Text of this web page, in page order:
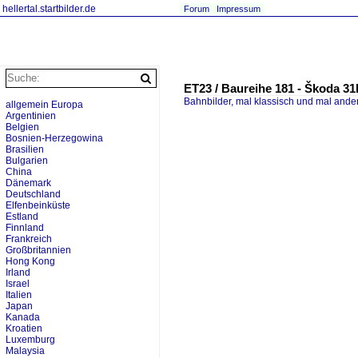
hellertal.startbilder.de Forum Impressum
ET23 / Baureihe 181 - Škoda
Bahnbilder, mal klassisch und mal
allgemein Europa
Argentinien
Belgien
Bosnien-Herzegowina
Brasilien
Bulgarien
China
Dänemark
Deutschland
Elfenbeinküste
Estland
Finnland
Frankreich
Großbritannien
Hong Kong
Irland
Israel
Italien
Japan
Kanada
Kroatien
Luxemburg
Malaysia